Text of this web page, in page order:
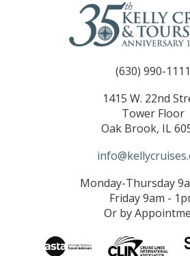
(630) 990-1111
1415 W. 22nd
Tower Floor
Oak Brook, IL
Monday-Thursday
Friday 9am -
Or by